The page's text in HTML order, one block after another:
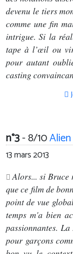
devenu le tiers
comme une fin
intrigue. Si la
tape à l’œil ou
pour autant
casting
n°3- 8/10Alien
13 mars 2013
Alors... si Bruce
que ce film de
point de vue
temps m'a bien
passionnantes.
pour garçons